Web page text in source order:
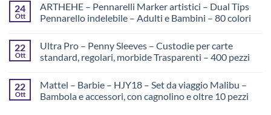
24
Ott
ARTHEHE – Pennarelli Marker artistici – Dual Tips
Pennarello indelebile – Adulti e Bambini – 80 colori
22
Ott
Ultra Pro – Penny Sleeves – Custodie per carte
standard, regolari, morbide Trasparenti – 400 pezzi
22
Ott
Mattel – Barbie – HJY18 – Set da viaggio Malibu –
Bambola e accessori, con cagnolino e oltre 10 pezzi